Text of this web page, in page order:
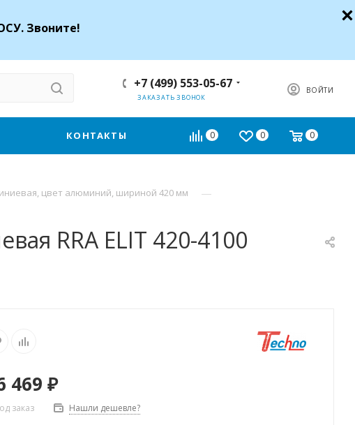
Звоните!
ВОЙТИ
+7 (499) 553-05-67
ЗАКАЗАТЬ ЗВОНОК
0 0 0
КОНТАКТЫ
цвет алюминий, шириной 420 мм —
RRA ELIT 420-4100
469 ₽
заказ Нашли дешевле?